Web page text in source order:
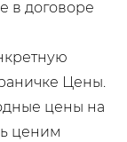
в договоре
Цены.
цены на
ценим